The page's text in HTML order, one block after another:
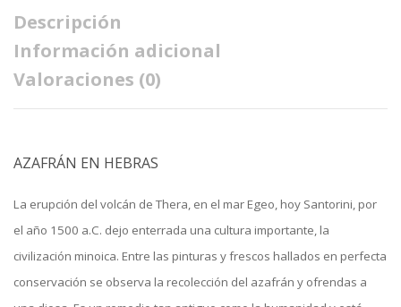
Descripción
Información adicional
Valoraciones (0)
AZAFRÁN EN HEBRAS
La erupción del volcán de Thera, en el mar Egeo, hoy Santorini, por
el año 1500 a.C. dejo enterrada una cultura importante, la
civilización minoica. Entre las pinturas y frescos hallados en perfecta
conservación se observa la recolección del azafrán y ofrendas a